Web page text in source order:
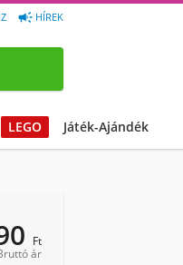
 HÍREK
LEGO Játék-Ajándék
Ft
ár